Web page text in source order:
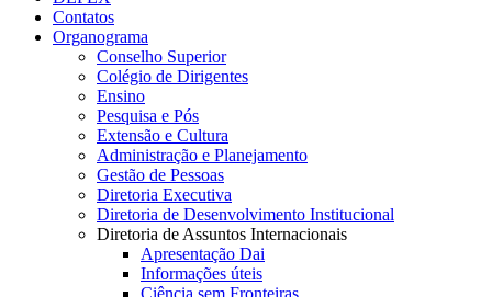
Contatos
Organograma
Conselho Superior
Colégio de Dirigentes
Ensino
Pesquisa e Pós
Extensão e Cultura
Administração e Planejamento
Gestão de Pessoas
Diretoria Executiva
Diretoria de Desenvolvimento Institucional
Diretoria de Assuntos Internacionais
Apresentação Dai
Informações úteis